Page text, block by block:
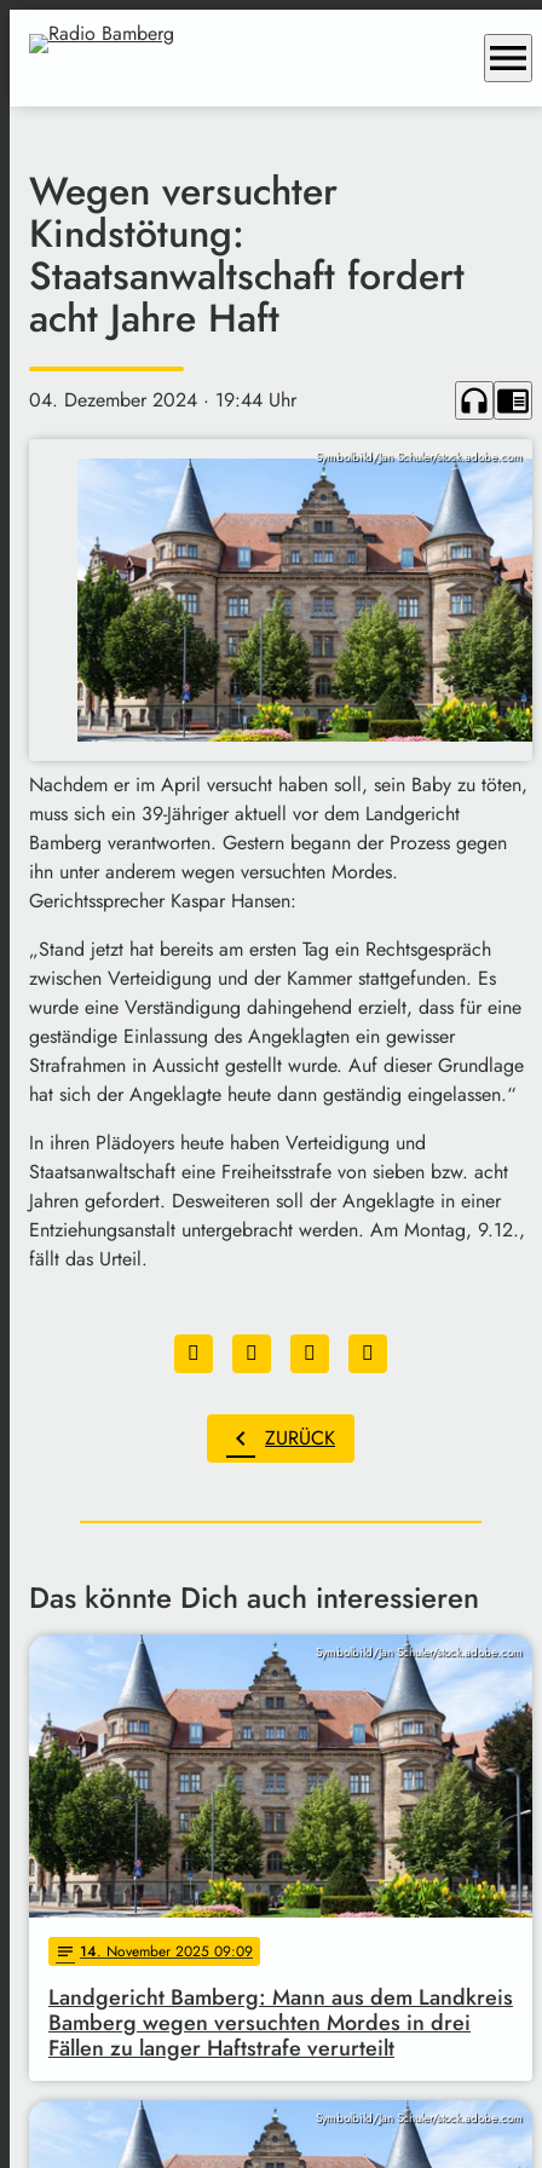
menu
Wegen versuchter
Kindstötung:
Staatsanwaltschaft fordert
acht Jahre Haft
04. Dezember 2024 · 19:44 Uhr headphones chrome_reader_mode
Symbolbild/Jan Schuler/stock.adobe.com
Nachdem er im April versucht haben soll, sein Baby zu töten,
muss sich ein 39-Jähriger aktuell vor dem Landgericht
Bamberg verantworten. Gestern begann der Prozess gegen
ihn unter anderem wegen versuchten Mordes.
Gerichtssprecher Kaspar Hansen:
„Stand jetzt hat bereits am ersten Tag ein Rechtsgespräch
zwischen Verteidigung und der Kammer stattgefunden. Es
wurde eine Verständigung dahingehend erzielt, dass für eine
geständige Einlassung des Angeklagten ein gewisser
Strafrahmen in Aussicht gestellt wurde. Auf dieser Grundlage
hat sich der Angeklagte heute dann geständig eingelassen.“
In ihren Plädoyers heute haben Verteidigung und
Staatsanwaltschaft eine Freiheitsstrafe von sieben bzw. acht
Jahren gefordert. Desweiteren soll der Angeklagte in einer
Entziehungsanstalt untergebracht werden. Am Montag, 9.12.,
fällt das Urteil.
chevron_left ZURÜCK
Das könnte Dich auch interessieren
Symbolbild/Jan Schuler/stock.adobe.com
notes 14. November 2025 09:09
Landgericht Bamberg: Mann aus dem Landkreis
Bamberg wegen versuchten Mordes in drei
Fällen zu langer Haftstrafe verurteilt
Symbolbild/Jan Schuler/stock.adobe.com